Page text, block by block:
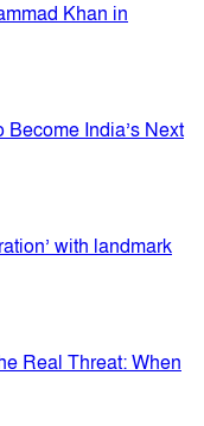
Khan in
India’s Next
with landmark
Real Threat: When